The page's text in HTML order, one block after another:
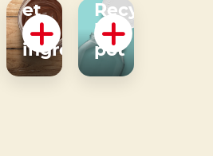
et
nos
ingrédients
Recycler
le
pot